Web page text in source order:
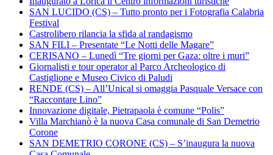
SAN LUCIDO (CS) – Tutto pronto per i Fotografia Calabria
Festival
Castrolibero rilancia la sfida al randagismo
SAN FILI – Presentate “Le Notti delle Magare”
CERISANO – Lunedì “Tre giorni per Gaza: oltre i muri”
Giornalisti e tour operator al Parco Archeologico di
Castiglione e Museo Civico di Paludi
RENDE (CS) – All’Unical si omaggia Pasquale Versace con
“Raccontare Lino”
Innovazione digitale, Pietrapaola è comune “Polis”
Villa Marchianò è la nuova Casa comunale di San Demetrio
Corone
SAN DEMETRIO CORONE (CS) – S’inaugura la nuova